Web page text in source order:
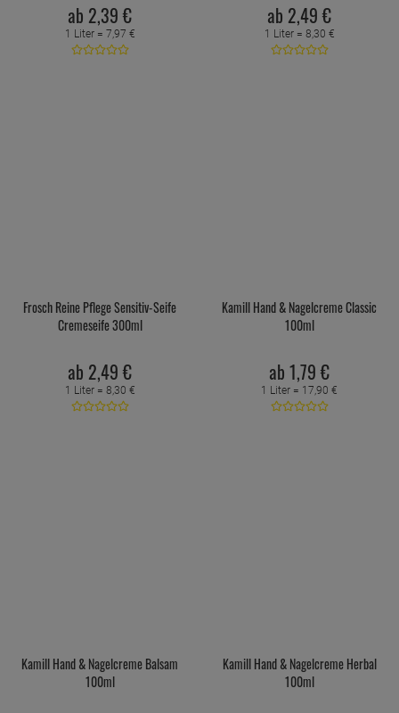
ab 2,39 €
1 Liter = 7,97 €
ab 2,49 €
1 Liter = 8,30 €
Frosch Reine Pflege Sensitiv-Seife
Cremeseife 300ml
ab 2,49 €
1 Liter = 8,30 €
Kamill Hand & Nagelcreme Classic
100ml
ab 1,79 €
1 Liter = 17,90 €
Kamill Hand & Nagelcreme Balsam
100ml
Kamill Hand & Nagelcreme Herbal
100ml